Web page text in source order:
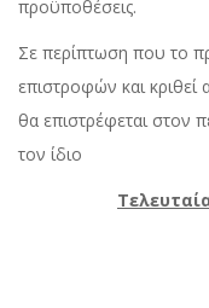
προϋποθέσεις.
Σε περίπτωση που το
επιστροφών και
θα επιστρέφεται στον
τον ίδιο